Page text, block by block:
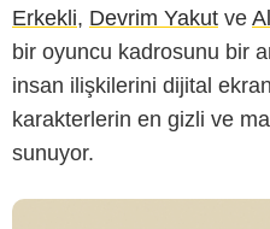
Erkekli, Devrim Yakut ve
bir oyuncu kadrosunu bir
insan ilişkilerini dijital
karakterlerin en gizli ve
sunuyor.